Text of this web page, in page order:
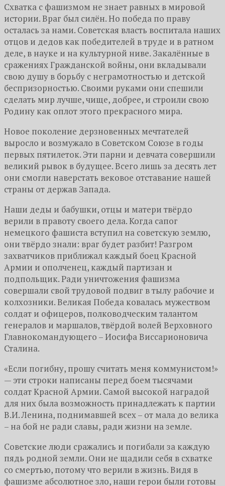
Схватка с фашизмом не знает равных в мировой
истории. Враг был силён. Но победа по праву
осталась за нами. Советская власть воспитала наших
отцов и дедов как победителей в труде и в ратном
деле, в науке и на культурной ниве. Закалённые в
сражениях Гражданской войны, они вкладывали
свою душу в борьбу с неграмотностью и детской
беспризорностью. Своими руками они спешили
сделать мир лучше, чище, добрее, и строили свою
Родину как оплот этого прекрасного мира.
Новое поколение дерзновенных мечтателей
выросло и возмужало в Советском Союзе в годы
первых пятилеток. Эти парни и девчата совершили
великий рывок в будущее. Всего лишь за десять лет
они смогли наверстать вековое отставание нашей
страны от держав Запада.
Наши деды и бабушки, отцы и матери твёрдо
верили в правоту своего дела. Когда сапог
немецкого фашиста вступил на советскую землю,
они твёрдо знали: враг будет разбит! Разгром
захватчиков приближал каждый боец Красной
Армии и ополченец, каждый партизан и
подпольщик. Ради уничтожения фашизма
совершали свой трудовой подвиг в тылу рабочие и
колхозники. Великая Победа ковалась мужеством
солдат и офицеров, полководческим талантом
генералов и маршалов, твёрдой волей Верховного
Главнокомандующего – Иосифа Виссарионовича
Сталина.
«Если погибну, прошу считать меня коммунистом!»
— эти строки написаны перед боем тысячами
солдат Красной Армии. Самой высокой наградой
для них была возможность принадлежать к партии
В.И. Ленина, поднимавшей всех – от мала до велика
– на бой не ради славы, ради жизни на земле.
Советские люди сражались и погибали за каждую
пядь родной земли. Они не щадили себя в схватке
со смертью, потому что верили в жизнь. Видя в
фашизме абсолютное зло, наши герои были готовы